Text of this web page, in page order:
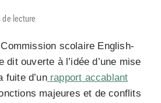
lecture
scolaire English-
dit ouverte à l’idée d’une mise
fuite d’unrapport accablant
majeures et de conflits